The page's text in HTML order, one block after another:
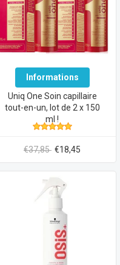
Informations
Uniq One Soin capillaire
tout-en-un, lot de 2 x 150
ml !
€37,85 €18,45